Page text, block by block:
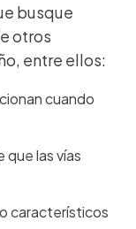
busque
otros
entre ellos:
cuando
que las vías
característicos